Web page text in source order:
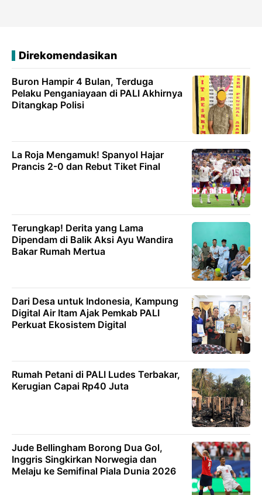
Direkomendasikan
Buron Hampir 4 Bulan, Terduga
Pelaku Penganiayaan di PALI Akhirnya
Ditangkap Polisi
La Roja Mengamuk! Spanyol Hajar
Prancis 2-0 dan Rebut Tiket Final
Terungkap! Derita yang Lama
Dipendam di Balik Aksi Ayu Wandira
Bakar Rumah Mertua
Dari Desa untuk Indonesia, Kampung
Digital Air Itam Ajak Pemkab PALI
Perkuat Ekosistem Digital
Rumah Petani di PALI Ludes Terbakar,
Kerugian Capai Rp40 Juta
Jude Bellingham Borong Dua Gol,
Inggris Singkirkan Norwegia dan
Melaju ke Semifinal Piala Dunia 2026